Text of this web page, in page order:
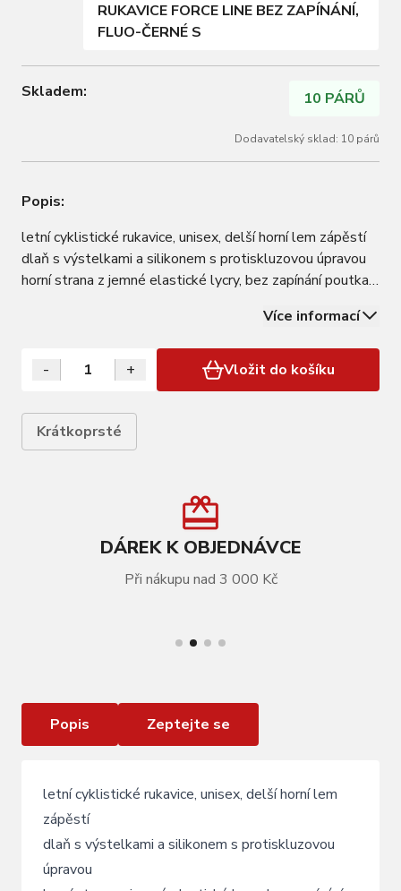
RUKAVICE FORCE LINE BEZ ZAPÍNÁNÍ,
FLUO-ČERNÉ S
Skladem: 10 PÁRŮ
Dodavatelský sklad: 10 párů
Popis:
letní cyklistické rukavice, unisex, delší horní lem zápěstí
dlaň s výstelkami a silikonem s protiskluzovou úpravou
horní strana z jemné elastické lycry, bez zapínání poutka
40% polyester, 15% nylon baleno v sáčku s kartou
Více informací
- + Vložit do košíku
Krátkoprsté
DÁREK K OBJEDNÁVCE
Při nákupu nad 3 000 Kč
Popis Zeptejte se
letní cyklistické rukavice, unisex, delší horní lem
zápěstí
dlaň s výstelkami a silikonem s protiskluzovou
úpravou